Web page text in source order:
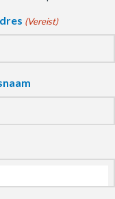
(Vereist)